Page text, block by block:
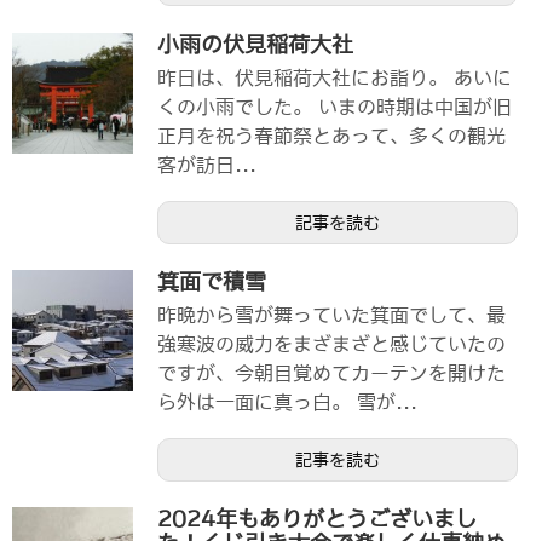
小雨の伏見稲荷大社
昨日は、伏見稲荷大社にお詣り。 あいに
くの小雨でした。 いまの時期は中国が旧
正月を祝う春節祭とあって、多くの観光
客が訪日...
記事を読む
箕面で積雪
昨晩から雪が舞っていた箕面でして、最
強寒波の威力をまざまざと感じていたの
ですが、今朝目覚めてカーテンを開けた
ら外は一面に真っ白。 雪が...
記事を読む
2024年もありがとうございまし